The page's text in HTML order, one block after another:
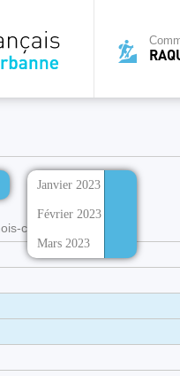
Janvier 2023
Février 2023
Mars 2023
ci :